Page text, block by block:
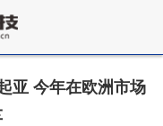
亚 今年在欧洲市场